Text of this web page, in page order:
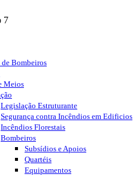
7
de Bombeiros
Meios
Legislação Estruturante
Segurança contra Incêndios em Edificios
Incêndios Florestais
Bombeiros
Subsídios e Apoios
Quartéis
Equipamentos